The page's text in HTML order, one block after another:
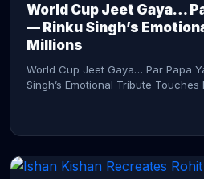
World Cup Jeet Gaya…
— Rinku Singh’s
Millions
World Cup Jeet Gaya… Par Papa
Singh’s Emotional Tribute Touches